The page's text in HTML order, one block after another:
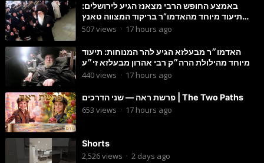
באמצע החופש הרבי מצאנז הגיע לירושלים:
תיעוד מיוחד מהאדמו”ר בריקוד המצווה טאנץ
בשמחת בית סטרפקוב
507views · 17 hours ago
האדמו״ר מבעלזא הגיע להר המנוחות: תיעוד
מיוחד מהילולת הרה״ק רבי אהרון מבעלזא זי״ע
440views · 17 hours ago
פרשת ראה — שני הדרכים | The Two Paths
653 views · 17 hours ago
Shorts
2,526views · 2 days ago